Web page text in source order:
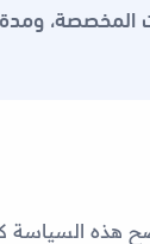
المخصصة، ومدة
السياسة